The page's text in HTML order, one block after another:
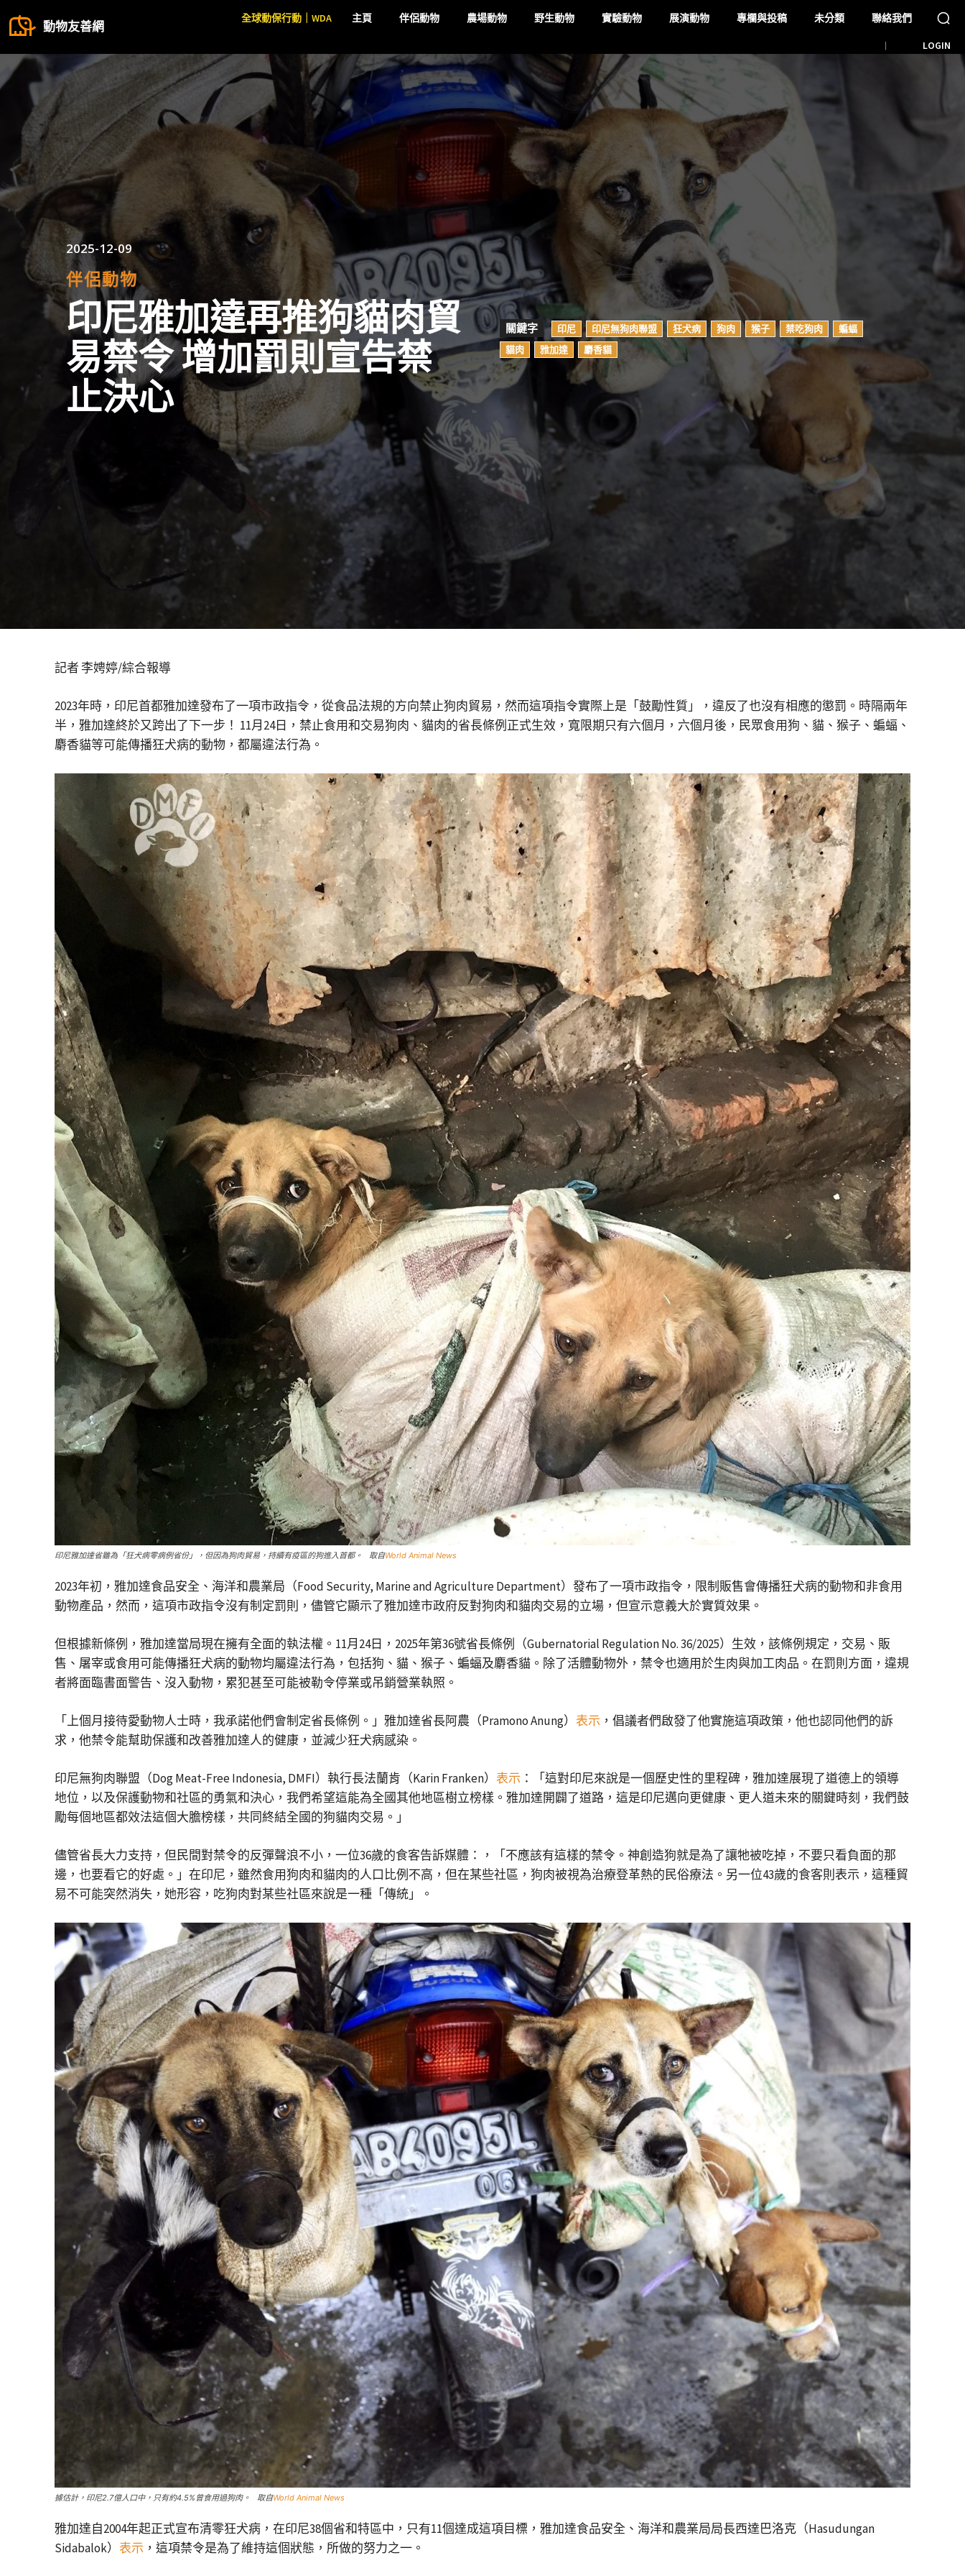
動物友善網
全球動保行動｜WDA 主頁 伴侶動物 農場動物 野生動物 實驗動物 展演動物 專欄與投稿 未分類 聯絡我們
LOGIN
2025-12-09
伴侶動物
印尼雅加達再推狗貓肉貿
易禁令 增加罰則宣告禁
止決心
關鍵字 印尼 印尼無狗肉聯盟 狂犬病 狗肉 猴子 禁吃狗肉
蝙蝠
貓肉
雅加達 麝香貓
記者 李娉婷/綜合報導
2023年時，印尼首都雅加達發布了一項市政指令，從食品法規的方向禁止狗肉貿易，然而這項指令實際上是「鼓勵性質」，違反了也沒有相應的懲罰。時隔兩年
半，雅加達終於又跨出了下一步！ 11月24日，禁止食用和交易狗肉、貓肉的省長條例正式生效，寬限期只有六個月，六個月後，民眾食用狗、貓、猴子、蝙蝠、
麝香貓等可能傳播狂犬病的動物，都屬違法行為。
印尼雅加達省雖為「狂犬病零病例省份」，但因為狗肉貿易，持續有疫區的狗進入首都。 取自World Animal News
2023年初，雅加達食品安全、海洋和農業局（Food Security, Marine and Agriculture Department）發布了一項市政指令，限制販售會傳播狂犬病的動物和非食用
動物產品，然而，這項市政指令沒有制定罰則，儘管它顯示了雅加達市政府反對狗肉和貓肉交易的立場，但宣示意義大於實質效果。
但根據新條例，雅加達當局現在擁有全面的執法權。11月24日，2025年第36號省長條例（Gubernatorial Regulation No. 36/2025）生效，該條例規定，交易、販
售、屠宰或食用可能傳播狂犬病的動物均屬違法行為，包括狗、貓、猴子、蝙蝠及麝香貓。除了活體動物外，禁令也適用於生肉與加工肉品。在罰則方面，違規
者將面臨書面警告、沒入動物，累犯甚至可能被勒令停業或吊銷營業執照。
「上個月接待愛動物人士時，我承諾他們會制定省長條例。」雅加達省長阿農（Pramono Anung） 表示 ，倡議者們啟發了他實施這項政策，他也認同他們的訴
求，他禁令能幫助保護和改善雅加達人的健康，並減少狂犬病感染。
印尼無狗肉聯盟（Dog Meat-Free Indonesia, DMFI）執行長法蘭肯（Karin Franken） 表示 ：「這對印尼來說是一個歷史性的里程碑，雅加達展現了道德上的領導
地位，以及保護動物和社區的勇氣和決心，我們希望這能為全國其他地區樹立榜樣。雅加達開闢了道路，這是印尼邁向更健康、更人道未來的關鍵時刻，我們鼓
勵每個地區都效法這個大膽榜樣，共同終結全國的狗貓肉交易。」
儘管省長大力支持，但民間對禁令的反彈聲浪不小，一位36歲的食客告訴媒體：，「不應該有這樣的禁令。神創造狗就是為了讓牠被吃掉，不要只看負面的那
邊，也要看它的好處。」在印尼，雖然食用狗肉和貓肉的人口比例不高，但在某些社區，狗肉被視為治療登革熱的民俗療法。另一位43歲的食客則表示，這種貿
易不可能突然消失，她形容，吃狗肉對某些社區來說是一種「傳統」。
據估計，印尼2.7億人口中，只有約4.5%曾食用過狗肉。 取自World Animal News
雅加達自2004年起正式宣布清零狂犬病，在印尼38個省和特區中，只有11個達成這項目標，雅加達食品安全、海洋和農業局局長西達巴洛克（Hasudungan
Sidabalok） 表示 ，這項禁令是為了維持這個狀態，所做的努力之一。